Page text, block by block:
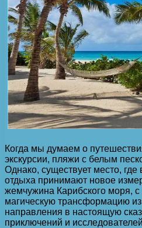
Когда мы думаем о
экскурсии, пляжи с белым
Однако, существует место,
отдыха принимают новое
жемчужина Карибского моря, с
магическую трансформацию из
направления в настоящую
приключений и